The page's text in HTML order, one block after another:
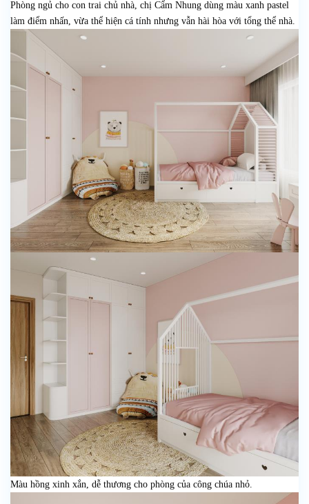
Phòng ngủ cho con trai chủ nhà, chị Cẩm Nhung dùng màu xanh pastel
làm điểm nhấn, vừa thể hiện cá tính nhưng vẫn hài hòa với tổng thể nhà.
Màu hồng xinh xắn, dễ thương cho phòng của công chúa nhỏ.